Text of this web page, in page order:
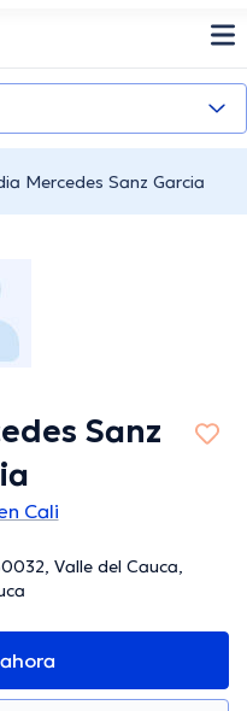
Mercedes Sanz Garcia
Sanz
Cali
Valle del Cauca,